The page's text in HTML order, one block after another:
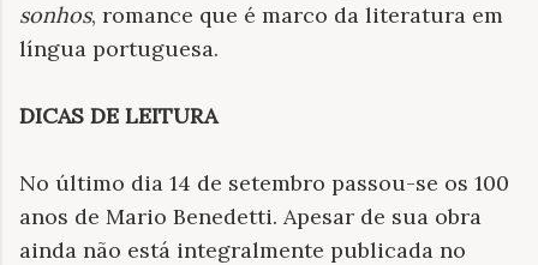
sonhos, romance que é marco da literatura em
língua portuguesa.
DICAS DE LEITURA
No último dia 14 de setembro passou-se os 100
anos de Mario Benedetti. Apesar de sua obra
ainda não está integralmente publicada no